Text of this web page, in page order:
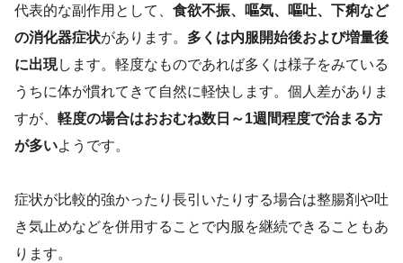
代表的な副作用として、 食欲不振、嘔気、嘔吐、下痢など
の消化器症状があります。 多くは内服開始後および増量後
に出現します。軽度なものであれば多くは様子をみている
うちに体が慣れてきて自然に軽快します。個人差がありま
すが、 軽度の場合はおおむね数日～1週間程度で治まる方
が多いようです。
症状が比較的強かったり長引いたりする場合は整腸剤や吐
き気止めなどを併用することで内服を継続できることもあ
ります。